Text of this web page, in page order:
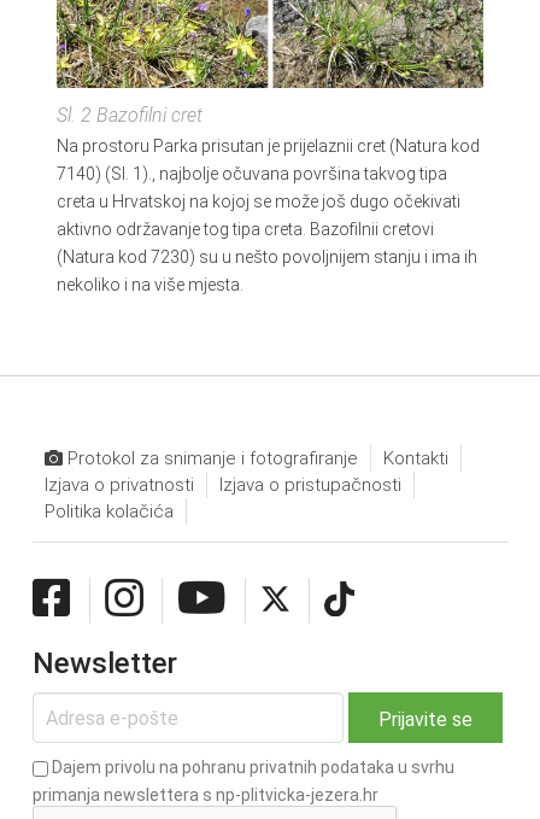
Sl. 2 Bazofilni cret
Na prostoru Parka prisutan je prijelaznii cret (Natura kod
7140) (Sl. 1)., najbolje očuvana površina takvog tipa
creta u Hrvatskoj na kojoj se može još dugo očekivati
aktivno održavanje tog tipa creta. Bazofilnii cretovi
(Natura kod 7230) su u nešto povoljnijem stanju i ima ih
nekoliko i na više mjesta.
Protokol za snimanje i fotografiranje
Kontakti
Izjava o privatnosti
Izjava o pristupačnosti
Politika kolačića
Newsletter
Dajem privolu na pohranu privatnih podataka u svrhu
primanja newslettera s np-plitvicka-jezera.hr